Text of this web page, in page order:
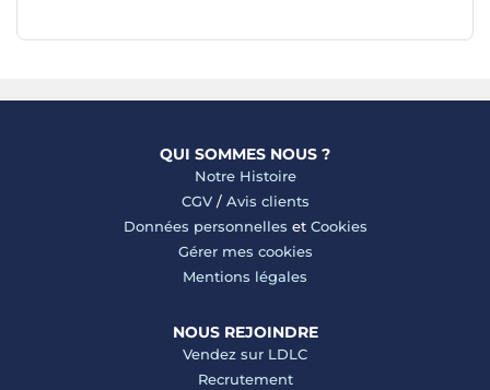
QUI SOMMES NOUS ?
Notre Histoire
CGV/ Avis clients
Données personnelles et Cookies
Gérer mes cookies
Mentions légales
NOUS REJOINDRE
Vendez sur LDLC
Recrutement